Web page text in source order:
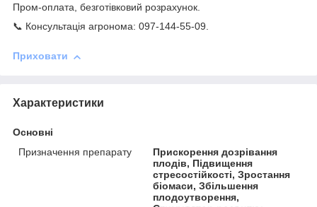
Пром-оплата, безготівковий розрахунок.
📞 Консультація агронома: 097-144-55-09.
Приховати
Характеристики
Основні
Призначення препарату
Прискорення дозрівання
плодів, Підвищення
стресостійкості, Зростання
біомаси, Збільшення
плодоутворення,